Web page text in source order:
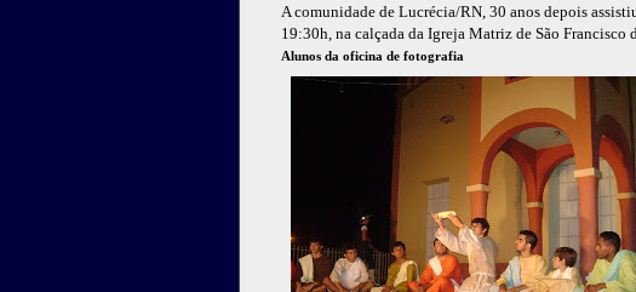
A comunidade de Lucrécia/RN, 30 anos depois
19:30h, na calçada da Igreja Matriz de São Francisco
Alunos da oficina de fotografia